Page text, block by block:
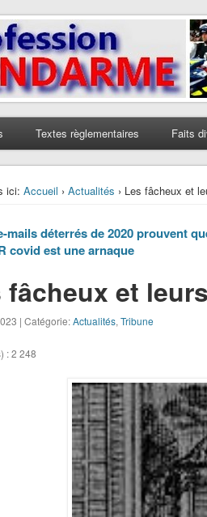
Gendarme
gendarmes
Textes règlementaires Faits
ici: Accueil › Actualités › Les fâcheux et
mails déterrés de 2020 prouvent
covid est une arnaque
fâcheux et
| Catégorie:Actualités, Tribune
:2 248